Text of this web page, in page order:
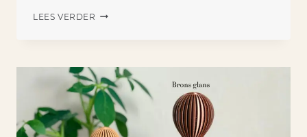
LEES VERDER EEN
REGENBOOGGEZIN:
VIER
JOUW
UNIEKE
FAMILIE